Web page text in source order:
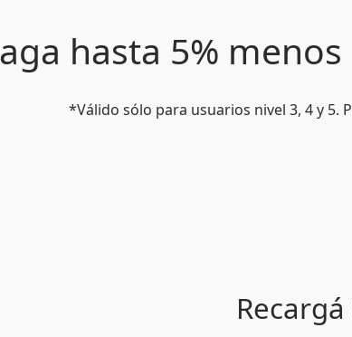
hasta 5% menos
*Válido sólo para usuarios nivel 3, 4 y 5.